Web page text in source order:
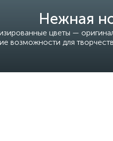
Нежная
цветы —
возможности для